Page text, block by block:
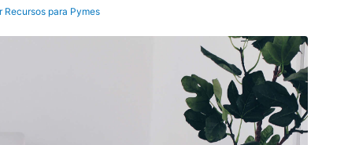
Recursos para Pymes